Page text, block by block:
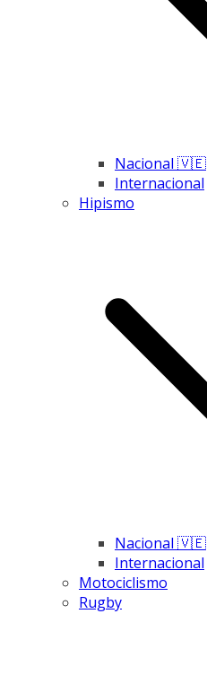
Nacional 🇻🇪
Internacional
Hipismo
Nacional 🇻🇪
Internacional
Motociclismo
Rugby